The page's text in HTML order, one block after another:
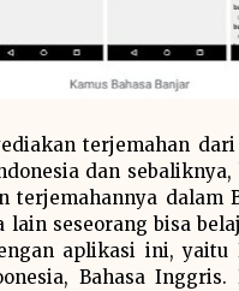
terjemahan dari
dan
terjemahannya dalam
lain seseorang bisa
aplikasi ini, yaitu
Bahasa